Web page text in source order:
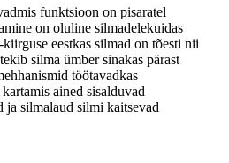
mis funktsioon on pisaratel
on oluline silmadelekuidas
eestkas silmad on tõesti nii
silma ümber sinakas pärast
töötavadkas
mis ained sisalduvad
ja silmalaud silmi kaitsevad